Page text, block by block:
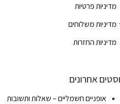
מדיניות פרטיות
מדיניות משלוחים
מדיניות החזרות
אחרונים
אופניים חשמליים – שאלות ותשובות